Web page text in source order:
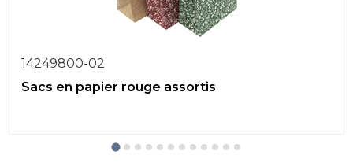
14249800-02
Sacs en papier rouge assortis